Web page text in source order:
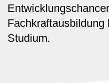
Fachkraftausbildung
Studium.